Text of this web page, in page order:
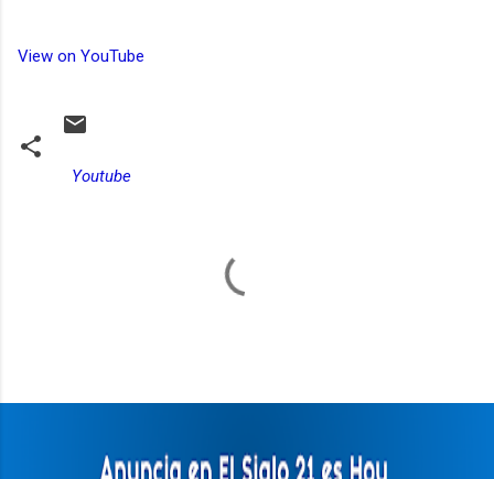
View on YouTube
Youtube